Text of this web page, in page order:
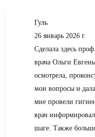
Гуль
26 январь 2026 г.
Сделала здесь
врача Ольги
осмотрела,
мои вопросы и
мне провели
врач
шаге. Также